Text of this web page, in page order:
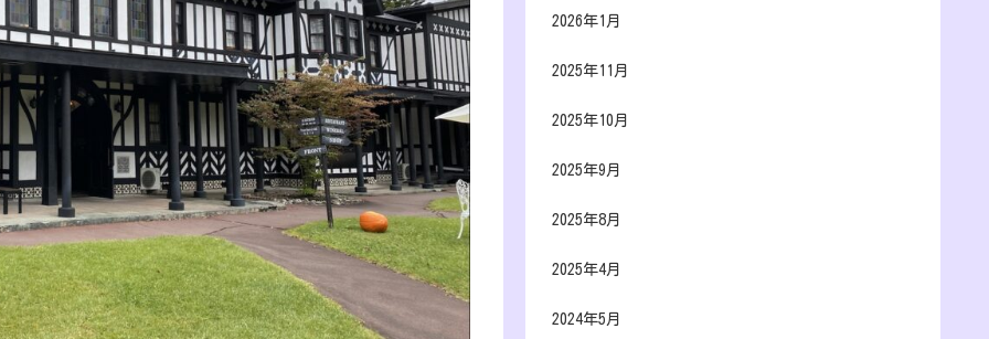
2026年1月
2025年11月
2025年10月
2025年9月
2025年8月
2025年4月
2024年5月